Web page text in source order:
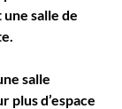
salle de
salle
plus d’espace